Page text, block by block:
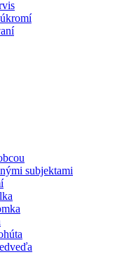
subjektami